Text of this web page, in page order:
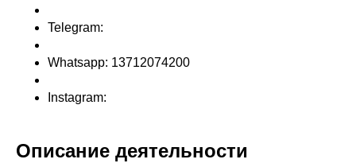
Telegram:
Whatsapp: 13712074200
Instagram:
Описание деятельности